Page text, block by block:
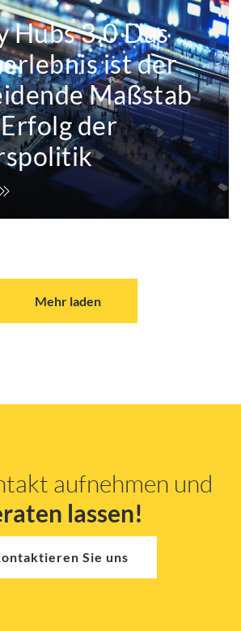
Hubs 3.0 Das
ist der
Maßstab
der
Mehr laden
aufnehmen und
lassen!
Sie uns